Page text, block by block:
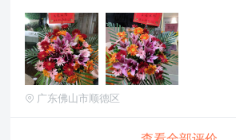
广东佛山市顺德区